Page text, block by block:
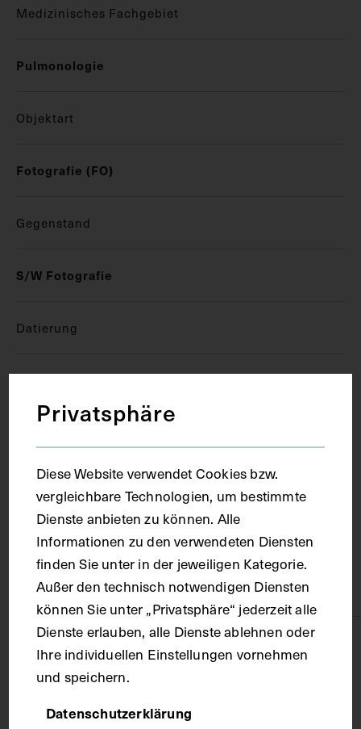
Medizinisches Fachgebiet
Pulmonologie
Objektart
Fotografie (FO)
Gegenstand
S/W Fotografie
Datierung
um 1915
Wien
Material
Papier
Technik
Privatsphäre
Diese Website verwendet Cookies bzw.
vergleichbare Technologien, um bestimmte
Dienste anbieten zu können. Alle
Informationen zu den verwendeten Diensten
finden Sie unter in der jeweiligen Kategorie.
Außer den technisch notwendigen Diensten
können Sie unter „Privatsphäre“ jederzeit alle
Dienste erlauben, alle Dienste ablehnen oder
Ihre individuellen Einstellungen vornehmen
und speichern.
Datenschutzerklärung